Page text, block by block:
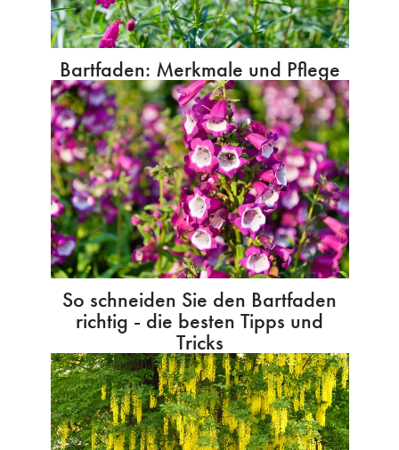
Bartfaden: Merkmale und Pflege
So schneiden Sie den Bartfaden
richtig - die besten Tipps und
Tricks